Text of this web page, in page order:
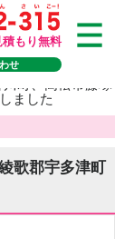
もり無料
せ
ました
歌郡宇多津町